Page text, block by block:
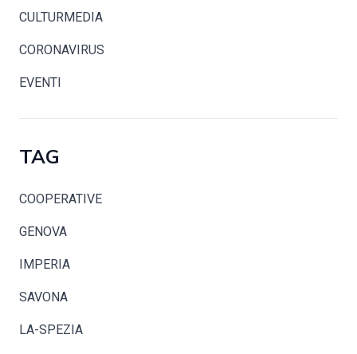
CULTURMEDIA
CORONAVIRUS
EVENTI
TAG
COOPERATIVE
GENOVA
IMPERIA
SAVONA
LA-SPEZIA